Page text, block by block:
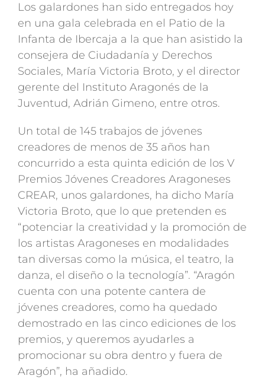
Los galardones han sido entregados hoy
en una gala celebrada en el Patio de la
Infanta de Ibercaja a la que han asistido la
consejera de Ciudadanía y Derechos
Sociales, María Victoria Broto, y el director
gerente del Instituto Aragonés de la
Juventud, Adrián Gimeno, entre otros.
Un total de 145 trabajos de jóvenes
creadores de menos de 35 años han
concurrido a esta quinta edición de los V
Premios Jóvenes Creadores Aragoneses
CREAR, unos galardones, ha dicho María
Victoria Broto, que lo que pretenden es
“potenciar la creatividad y la promoción de
los artistas Aragoneses en modalidades
tan diversas como la música, el teatro, la
danza, el diseño o la tecnología”. “Aragón
cuenta con una potente cantera de
jóvenes creadores, como ha quedado
demostrado en las cinco ediciones de los
premios, y queremos ayudarles a
promocionar su obra dentro y fuera de
Aragón”, ha añadido.